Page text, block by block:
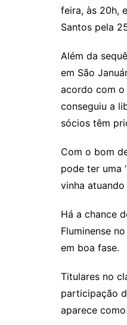
feira, às 20h,
Santos pela
Além da
em São
acordo com o
conseguiu a
sócios têm
Com o bom
pode ter uma
vinha
Há a chance
Fluminense
em boa fase.
Titulares no
participação
aparece